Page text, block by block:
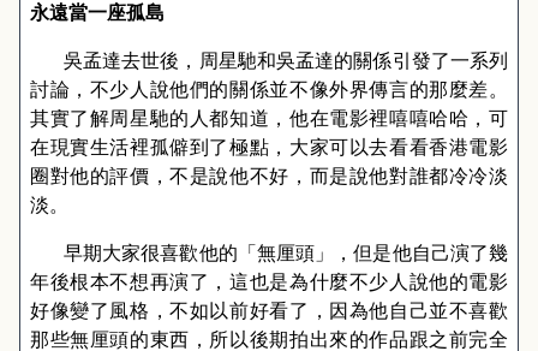
永遠當一座孤島
吳孟達去世後，周星馳和吳孟達的關係引發了一系列
討論，不少人說他們的關係並不像外界傳言的那麼差。
其實了解周星馳的人都知道，他在電影裡嘻嘻哈哈，可
在現實生活裡孤僻到了極點，大家可以去看看香港電影
圈對他的評價，不是說他不好，而是說他對誰都冷冷淡
淡。
早期大家很喜歡他的「無厘頭」，但是他自己演了幾
年後根本不想再演了，這也是為什麼不少人說他的電影
好像變了風格，不如以前好看了，因為他自己並不喜歡
那些無厘頭的東西，所以後期拍出來的作品跟之前完全